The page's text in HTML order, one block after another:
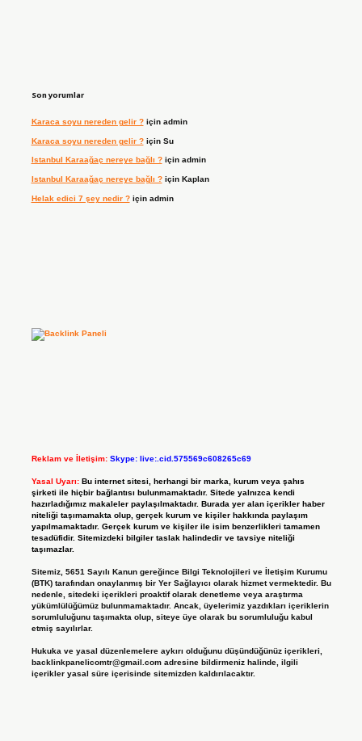
Son yorumlar
Karaca soyu nereden gelir ?için admin
Karaca soyu nereden gelir ?için Su
Istanbul Karaağaç nereye bağlı ?için admin
Istanbul Karaağaç nereye bağlı ?için Kaplan
Helak edici 7 şey nedir ?için admin
Reklam ve İletişim: Skype: live:.cid.575569c608265c69
Yasal Uyarı: Bu internet sitesi, herhangi bir marka, kurum veya şahıs
şirketi ile hiçbir bağlantısı bulunmamaktadır. Sitede yalnızca kendi
hazırladığımız makaleler paylaşılmaktadır. Burada yer alan içerikler haber
niteliği taşımamakta olup, gerçek kurum ve kişiler hakkında paylaşım
yapılmamaktadır. Gerçek kurum ve kişiler ile isim benzerlikleri tamamen
tesadüfidir. Sitemizdeki bilgiler taslak halindedir ve tavsiye niteliği
taşımazlar.
Sitemiz, 5651 Sayılı Kanun gereğince Bilgi Teknolojileri ve İletişim Kurumu
(BTK) tarafından onaylanmış bir Yer Sağlayıcı olarak hizmet vermektedir. Bu
nedenle, sitedeki içerikleri proaktif olarak denetleme veya araştırma
yükümlülüğümüz bulunmamaktadır. Ancak, üyelerimiz yazdıkları içeriklerin
sorumluluğunu taşımakta olup, siteye üye olarak bu sorumluluğu kabul
etmiş sayılırlar.
Hukuka ve yasal düzenlemelere aykırı olduğunu düşündüğünüz içerikleri,
backlinkpanelicomtr@gmail.comadresine bildirmeniz halinde, ilgili
içerikler yasal süre içerisinde sitemizden kaldırılacaktır.